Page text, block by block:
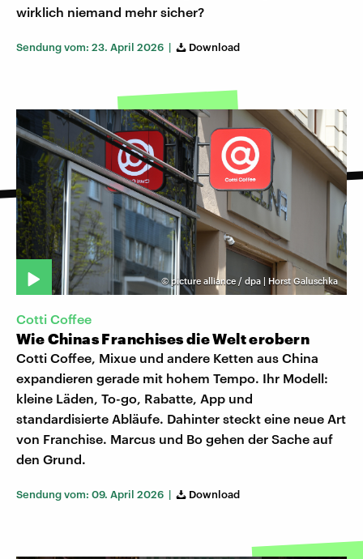
wirklich niemand mehr sicher?
Sendung vom: 23. April 2026 | Download
© picture alliance / dpa | Horst Galuschka
Cotti Coffee
Wie Chinas Franchises die Welt erobern
Cotti Coffee, Mixue und andere Ketten aus China
expandieren gerade mit hohem Tempo. Ihr Modell:
kleine Läden, To-go, Rabatte, App und
standardisierte Abläufe. Dahinter steckt eine neue Art
von Franchise. Marcus und Bo gehen der Sache auf
den Grund.
Sendung vom: 09. April 2026 | Download